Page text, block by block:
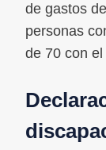
de gastos
personas
de 70 con el